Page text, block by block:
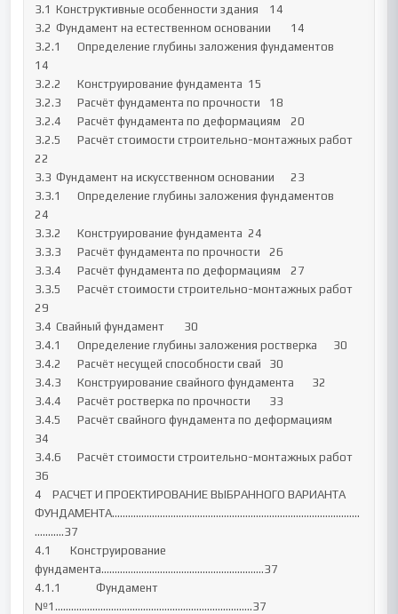
3.1	Конструктивные особенности здания	14
3.2	Фундамент на естественном основании	14
3.2.1	Определение глубины заложения фундаментов
14
3.2.2	Конструирование фундамента	15
3.2.3	Расчёт фундамента по прочности	18
3.2.4	Расчёт фундамента по деформациям	20
3.2.5	Расчёт стоимости строительно-монтажных работ
22
3.3	Фундамент на искусственном основании	23
3.3.1	Определение глубины заложения фундаментов
24
3.3.2	Конструирование фундамента	24
3.3.3	Расчёт фундамента по прочности	26
3.3.4	Расчёт фундамента по деформациям	27
3.3.5	Расчёт стоимости строительно-монтажных работ
29
3.4	Свайный фундамент	30
3.4.1	Определение глубины заложения ростверка	30
3.4.2	Расчёт несущей способности свай	30
3.4.3	Конструирование свайного фундамента	32
3.4.4	Расчёт ростверка по прочности	33
3.4.5	Расчёт свайного фундамента по деформациям
34
3.4.6	Расчёт стоимости строительно-монтажных работ
36
4    РАСЧЕТ И ПРОЕКТИРОВАНИЕ ВЫБРАННОГО ВАРИАНТА
ФУНДАМЕНТА…………………………………………………………………………………
………..37
4.1       Конструирование
фундамента……………………………………………...….…37
4.1.1             Фундамент
№1…………………………………………………………….....37